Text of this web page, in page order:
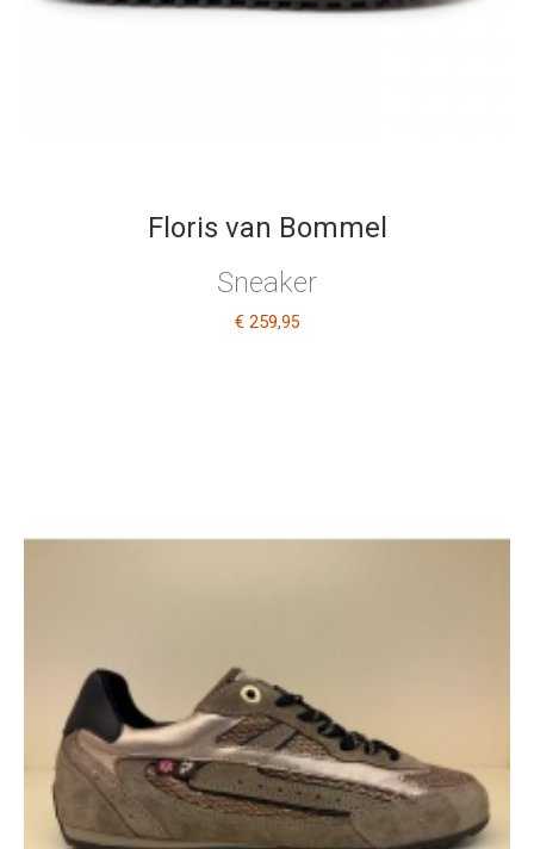
Floris van Bommel
Sneaker
€ 259,95